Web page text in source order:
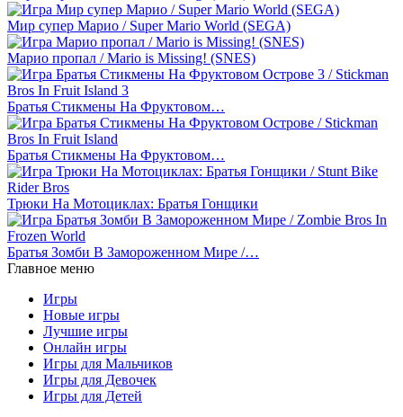
Мир супер Марио / Super Mario World (SEGA)
Марио пропал / Mario is Missing! (SNES)
Братья Стикмены На Фруктовом…
Братья Стикмены На Фруктовом…
Трюки На Мотоциклах: Братья Гонщики
Братья Зомби В Замороженном Мире /…
Главное меню
Игры
Новые игры
Лучшие игры
Онлайн игры
Игры для Мальчиков
Игры для Девочек
Игры для Детей